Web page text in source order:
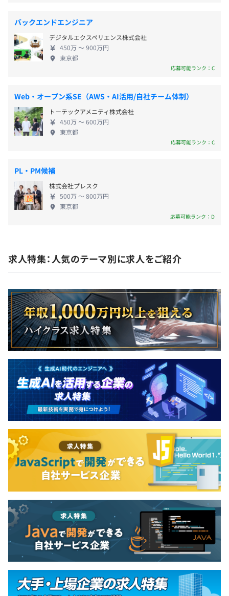
・月に1度の帰社日に勉強会を実施しています。
・Slackをコミュニケーションツールとして利用し社員同
◆エンジニアの開発環境について
・言語はJavaです。
・Web開発の環境はプロジェクトにより異なりますが、
他メンバーのプロジェクトに参加するので、いつでも気軽
年2回、顧客評価をフィードバック
個人面談実施
月1回のフォローアップ有（帰社日に実施）
全社員中、エンジニア22名で構成されています。
平均2名～7名で開発を行っております。※状況により、お
一人で参画していただく場合もあります。
プロジェクトにもよりますが最短で3ヶ月くらいです。
各種社会保険完備（雇用保険・労災保険・健康保険・厚生
無期雇用
試用期間あり：6カ月
厚生なども含め、働く環境は極めてホワイト。月の
半ばに残業の状況をチェックし、残り半月で調整す
るなど徹底しています。私たちとともに、やりがいあ
るシステム開発を手掛けてみませんか？
バックエンドエンジニア
デジタルエクスペリエンス株式会社
450万 〜 900万円
東京都
応募可能ランク：C
Web・オープン系SE（AWS・AI活用/自社チーム体制）
トーテックアメニティ株式会社
450万 〜 600万円
東京都
応募可能ランク：C
PL・PM候補
株式会社プレスク
500万 〜 800万円
東京都
応募可能ランク：D
求人特集：人気のテーマ別に求人をご紹介